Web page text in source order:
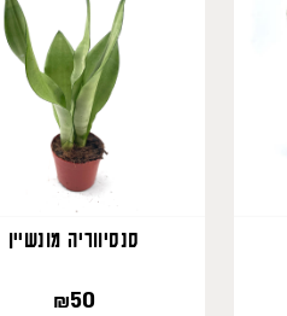
סנסיווריה מונשיין
50
₪